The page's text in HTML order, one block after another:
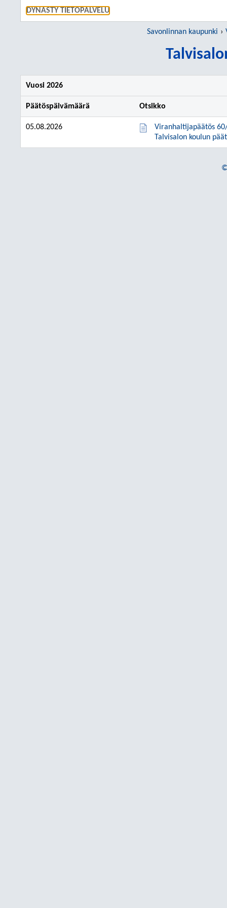
DYNASTY TIETOPALVELU
Savonlinnan kaupunki
Vuosi 2026
Päätöspäivämäärä Otsikko
05.08.2026
Viranhaltijapäätös
Talvisalon koulun